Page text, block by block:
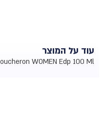
עוד על המוצר
Boucheron WOMEN Edp 100 Ml